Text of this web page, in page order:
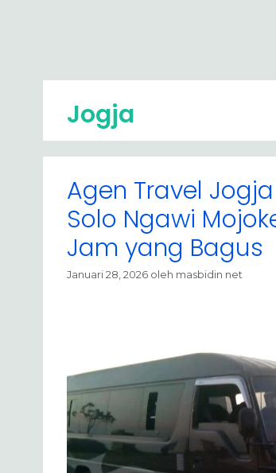
Jogja
Agen Travel
Solo Ngawi
Jam yang Bagus
Januari 28, 2026 oleh masbidin net